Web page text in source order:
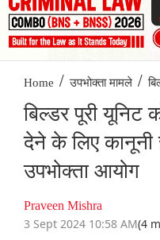
Home / उपभोक्ता मामले /
बिल्डर पूरी
देने के लिए कानूनी
उपभोक्ता आयोग
Praveen Mishra
3 Sept 2024 10:58 AM(4